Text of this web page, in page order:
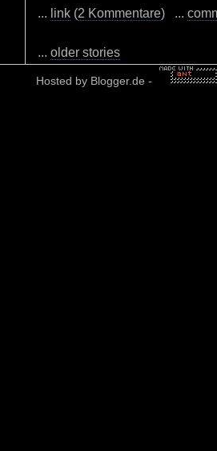
... link (2 Kommentare) ...
... older stories
Hosted by Blogger.de -